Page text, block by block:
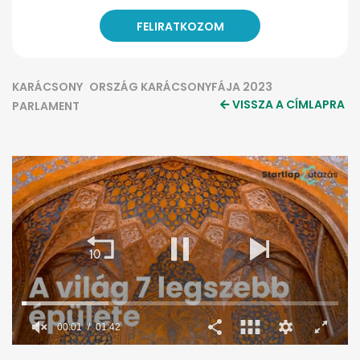
KARÁCSONY ORSZÁG KARÁCSONYFÁJA 2023
PARLAMENT
VISSZA A CÍMLAPRA
00:02 01:42